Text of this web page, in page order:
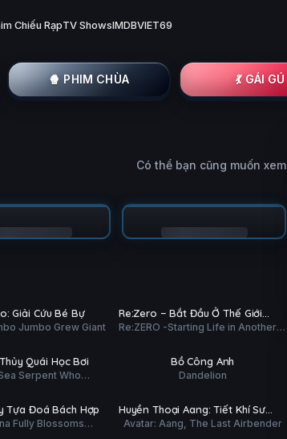
Chiếu RạpTV ShowsIMDBVIET69
🍿 PHIM CHÙA 💃 GÁI GÚ
Có thể bạn cũng muốn xem
Giải Cứu Bé Bự
Jumbo Grew Giant
HD
Re:Zero − Bắt Đầu Ở Thế Giới
Khác (Phần 4)
Re:ZERO -Starting Life in Another
Quái Học Bơi
Serpent Who
Hoàn tất (7/7)
Bồ Công Anh
Dandelion
Tựa Đoá Bách Hợp
Fully Blossoms
HD
ĐỀ
Huyền Thoại Aang: Tiết Khí Sư
Cuối Cùng
Avatar: Aang, The Last Airbender
Tập 11/12